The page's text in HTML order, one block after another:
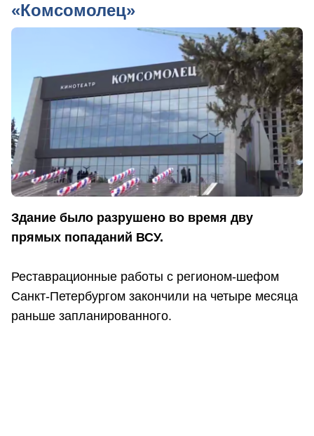
«Комсомолец»
Здание было разрушено во время дву
прямых попаданий ВСУ.
Реставрационные работы с регионом-шефом
Санкт-Петербургом закончили на четыре месяца
раньше запланированного.